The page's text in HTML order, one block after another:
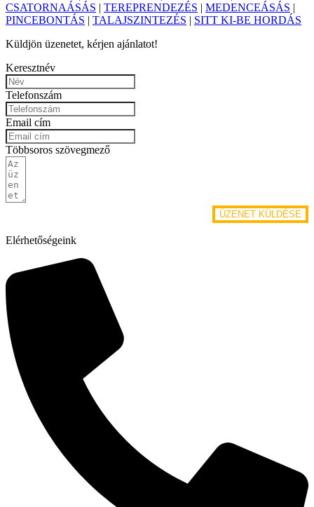
CSATORNAÁSÁS | TEREPRENDEZÉS | MEDENCEÁSÁS |
PINCEBONTÁS | TALAJSZINTEZÉS | SITT KI-BE HORDÁS
Küldjön üzenetet, kérjen ajánlatot!
Keresztnév
Telefonszám
Email cím
Többsoros szövegmező
ÜZENET KÜLDÉSE
Elérhetőségeink